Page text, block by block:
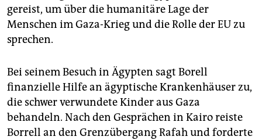
gereist, um über die humanitäre Lage der
Menschen im Gaza-Krieg und die Rolle der EU zu
sprechen.
Bei seinem Besuch in Ägypten sagt Borell
finanzielle Hilfe an ägyptische Krankenhäuser zu,
die schwer verwundete Kinder aus Gaza
behandeln. Nach den Gesprächen in Kairo reiste
Borrell an den Grenzübergang Rafah und forderte